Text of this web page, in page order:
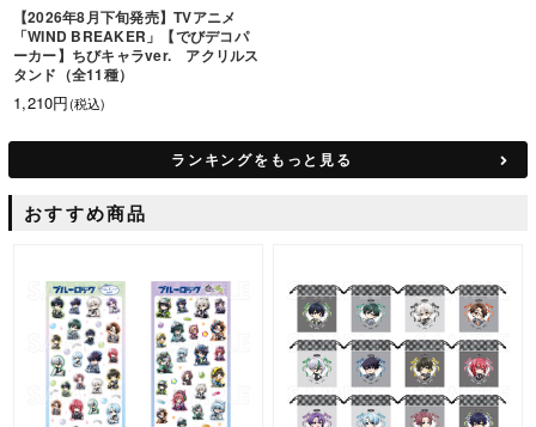
【2026年8月下旬発売】TVアニメ
「WIND BREAKER」【でびデコパ
ーカー】ちびキャラver. アクリルス
タンド（全11種）
1,210円(税込)
ランキングをもっと見る
おすすめ商品